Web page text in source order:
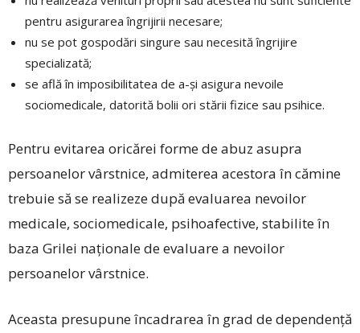
pentru asigurarea îngrijirii necesare;
nu se pot gospodări singure sau necesită îngrijire
specializată;
se află în imposibilitatea de a-şi asigura nevoile
sociomedicale, datorită bolii ori stării fizice sau psihice.
Pentru evitarea oricărei forme de abuz asupra
persoanelor vârstnice, admiterea acestora în cămine
trebuie să se realizeze după evaluarea nevoilor
medicale, sociomedicale, psihoafective, stabilite în
baza Grilei naţionale de evaluare a nevoilor
persoanelor vârstnice.
Aceasta presupune încadrarea în grad de dependenţă